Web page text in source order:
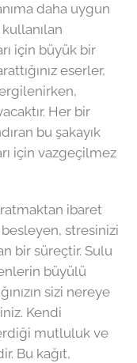
daha uygun
için büyük bir
eserler,
Her bir
bu şakayık
için vazgeçilmez
ibaret
stresinizi
bir süreçtir. Sulu
büyülü
sizi nereye
Kendi
mutluluk ve
Bu kağıt,